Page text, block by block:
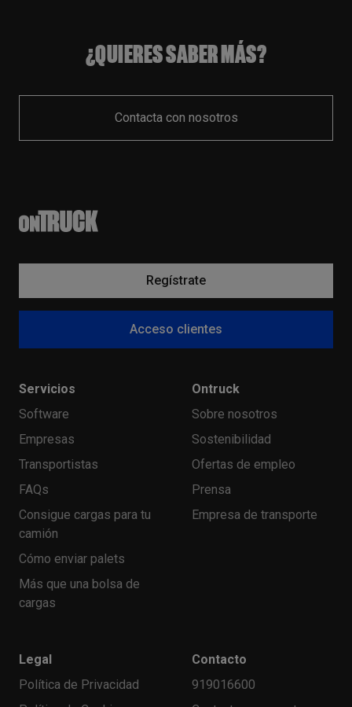
¿QUIERES SABER MÁS?
Contacta con nosotros
Regístrate
Acceso clientes
Servicios
Software
Empresas
Transportistas
FAQs
Consigue cargas para tu
camión
Cómo enviar palets
Más que una bolsa de
cargas
Ontruck
Sobre nosotros
Sostenibilidad
Ofertas de empleo
Prensa
Empresa de transporte
Legal
Política de Privacidad
Contacto
919016600